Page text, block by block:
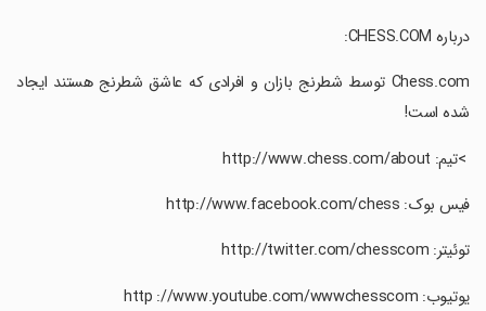
‏درباره CHESS.COM:
‏Chess.com توسط شطرنج بازان و افرادی که عاشق شطرنج هستند ایجاد
شده است!
‏ >تیم: http://www.chess.com/about
‏فیس بوک: http://www.facebook.com/chess
‏توئیتر: http://twitter.com/chesscom
‏یوتیوب: http ://www.youtube.com/wwwchesscom